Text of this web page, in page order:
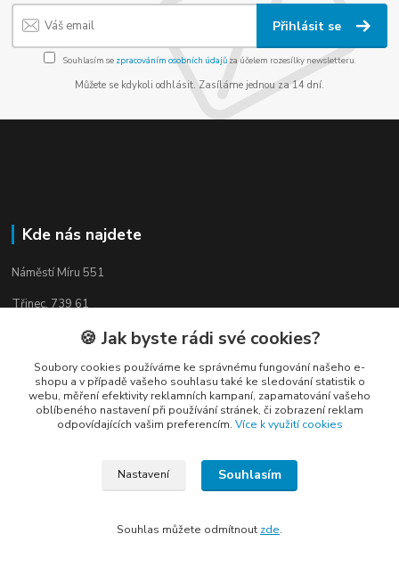
Přihlásit se
Souhlasím se zpracováním osobních údajůza účelem rozesílky newsletteru.
Můžete se kdykoli odhlásit. Zasíláme jednou za 14 dní.
Kde nás najdete
Náměstí Míru 551
Třinec, 739 61
Kontakty
🍪 Jak byste rádi své cookies?
Soubory cookies používáme ke správnému fungování našeho e-
shopu a v případě vašeho souhlasu také ke sledování statistik o
webu, měření efektivity reklamních kampaní, zapamatování vašeho
oblíbeného nastavení při používání stránek, či zobrazení reklam
odpovídajících vašim preferencím. Více k využití cookies
Nastavení Souhlasím
Souhlas můžete odmítnout zde.